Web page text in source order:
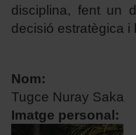
disciplina, fent un
decisió estratègica i
Nom:
Tugce Nuray Saka
Imatge personal: